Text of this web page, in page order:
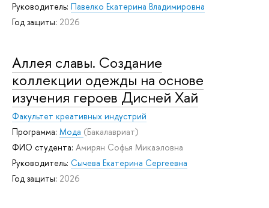
Руководитель: Павелко Екатерина Владимировна
Год защиты: 2026
Аллея славы. Создание
коллекции одежды на основе
изучения героев Дисней Хай
Факультет креативных индустрий
Программа: Мода (Бакалавриат)
ФИО студента: Амирян Софья Микаэловна
Руководитель: Сычева Екатерина Сергеевна
Год защиты: 2026